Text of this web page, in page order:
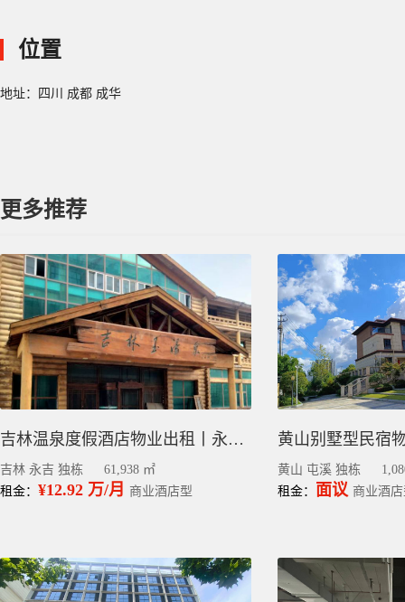
位置
地址：四川 成都 成华
更多推荐
吉林温泉度假酒店物业出租丨永吉县独栋毛坯6.1万平
吉林 永吉 独栋
61,938 ㎡
租金： ¥12.92 万/月 商业酒店型
黄山 屯溪 独栋
租金： 面议 商业酒